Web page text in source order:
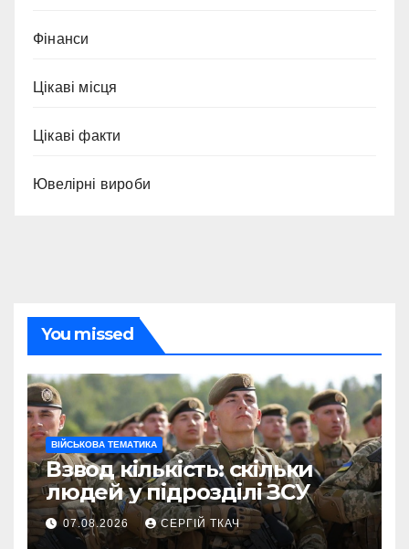
Фінанси
Цікаві місця
Цікаві факти
Ювелірні вироби
You missed
ВІЙСЬКОВА ТЕМАТИКА
Взвод кількість: скільки
людей у підрозділі ЗСУ
07.08.2026 СЕРГІЙ ТКАЧ